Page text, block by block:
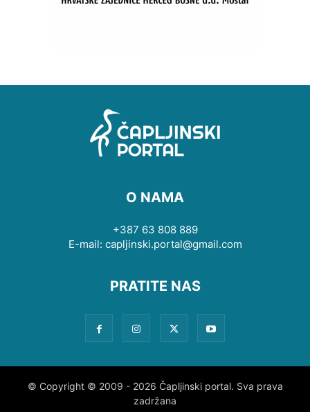
O NAMA
+387 63 808 889
E-mail: capljinski.portal@gmail.com
PRATITE NAS
© Copyright © 2009 - 2026 Čapljinski portal. Sva prava
zadržana